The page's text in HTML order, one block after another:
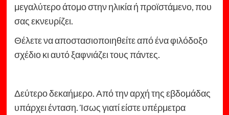
μεγαλύτερο άτομο στην ηλικία ή προϊστάμενο, που
σας εκνευρίζει.
Θέλετε να αποστασιοποιηθείτε από ένα φιλόδοξο
σχέδιο κι αυτό ξαφνιάζει τους πάντες.
Δεύτερο δεκαήμερο. Από την αρχή της εβδομάδας
υπάρχει ένταση. Ίσως γιατί είστε υπέρμετρα